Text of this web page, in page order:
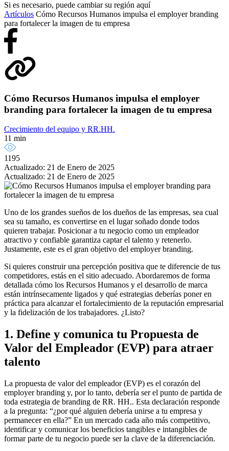
Si es necesario, puede cambiar su región aquí
Artículos Cómo Recursos Humanos impulsa el employer branding
para fortalecer la imagen de tu empresa
Cómo Recursos Humanos impulsa el employer
branding para fortalecer la imagen de tu empresa
Crecimiento del equipo y RR.HH.
11 min
1195
Actualizado: 21 de Enero de 2025
Actualizado: 21 de Enero de 2025
Uno de los grandes sueños de los dueños de las empresas, sea cual
sea su tamaño, es convertirse en el lugar soñado donde todos
quieren trabajar. Posicionar a tu negocio como un empleador
atractivo y confiable garantiza captar el talento y retenerlo.
Justamente, este es el gran objetivo del employer branding.
Si quieres construir una percepción positiva que te diferencie de tus
competidores, estás en el sitio adecuado. Abordaremos de forma
detallada cómo los Recursos Humanos y el desarrollo de marca
están intrínsecamente ligados y qué estrategias deberías poner en
práctica para alcanzar el fortalecimiento de la reputación empresarial
y la fidelización de los trabajadores. ¿Listo?
1. Define y comunica tu Propuesta de
Valor del Empleador (EVP) para atraer
talento
La propuesta de valor del empleador (EVP) es el corazón del
employer branding y, por lo tanto, debería ser el punto de partida de
toda estrategia de branding de RR. HH.. Esta declaración responde
a la pregunta: “¿por qué alguien debería unirse a tu empresa y
permanecer en ella?” En un mercado cada año más competitivo,
identificar y comunicar los beneficios tangibles e intangibles de
formar parte de tu negocio puede ser la clave de la diferenciación.